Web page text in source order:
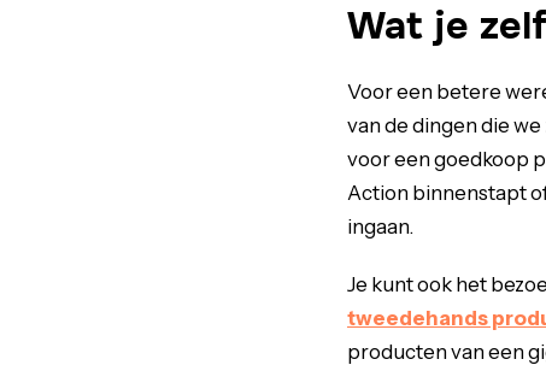
Wat je
Voor een betere
van de dingen die
voor een goedkoop
Action binnenstapt
ingaan.
Je kunt ook het
tweedehands
producten van een